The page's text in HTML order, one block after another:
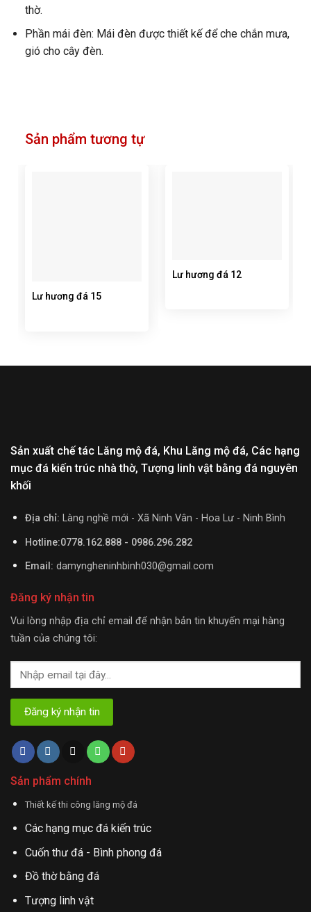
thờ.
Phần mái đèn: Mái đèn được thiết kế để che chắn mưa,
gió cho cây đèn.
Sản phẩm tương tự
Lư hương đá 15
Lư hương đá 12
Sản xuất chế tác Lăng mộ đá, Khu Lăng mộ đá, Các hạng
mục đá kiến trúc nhà thờ, Tượng linh vật bằng đá nguyên
khối
Địa chỉ: Làng nghề mới - Xã Ninh Vân - Hoa Lư - Ninh Bình
Hotline:0778.162.888 - 0986.296.282
Email: damyngheninhbinh030@gmail.com
Đăng ký nhận tin
Vui lòng nhập địa chỉ email để nhận bản tin khuyến mại hàng
tuần của chúng tôi:
Sản phẩm chính
Thiết kế thi công lăng mộ đá
Các hạng mục đá kiến trúc
Cuốn thư đá - Bình phong đá
Đồ thờ bằng đá
Tượng linh vật